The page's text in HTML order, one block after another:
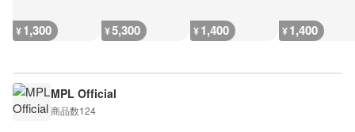
¥1,300 ¥5,300 ¥1,400 ¥1,400
MPL Official
商品数124